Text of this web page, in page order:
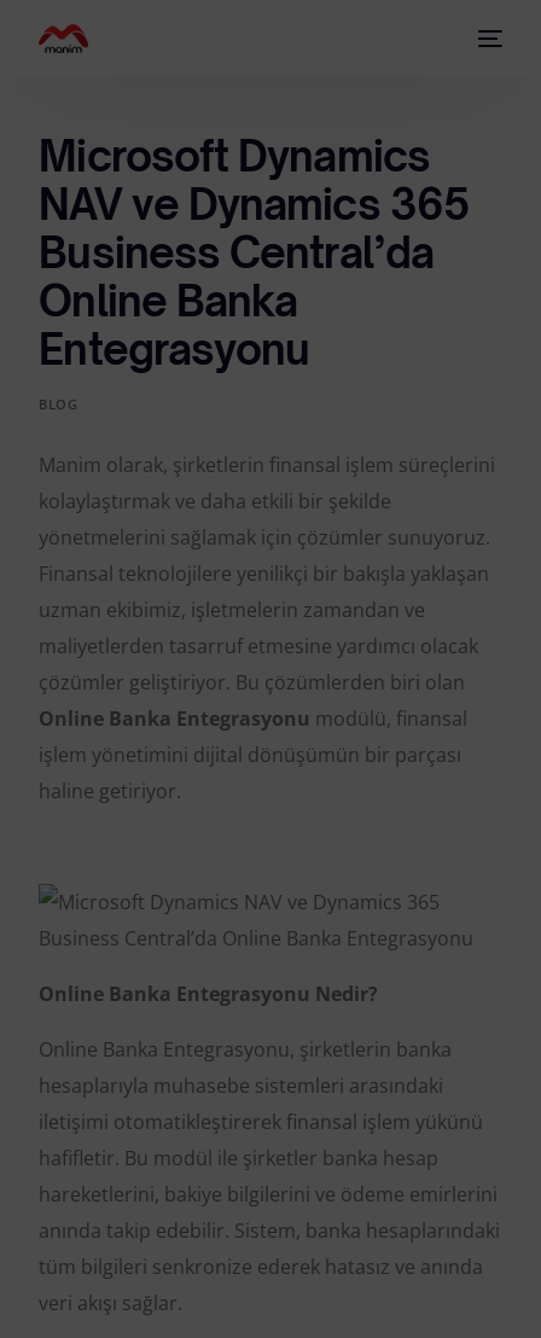
Microsoft Dynamics
NAV ve Dynamics 365
Business Central’da
Online Banka
Entegrasyonu
BLOG
Manim olarak, şirketlerin finansal işlem süreçlerini
kolaylaştırmak ve daha etkili bir şekilde
yönetmelerini sağlamak için çözümler sunuyoruz.
Finansal teknolojilere yenilikçi bir bakışla yaklaşan
uzman ekibimiz, işletmelerin zamandan ve
maliyetlerden tasarruf etmesine yardımcı olacak
çözümler geliştiriyor. Bu çözümlerden biri olan
Online Banka Entegrasyonu modülü, finansal
işlem yönetimini dijital dönüşümün bir parçası
haline getiriyor.
Online Banka Entegrasyonu Nedir?
Online Banka Entegrasyonu, şirketlerin banka
hesaplarıyla muhasebe sistemleri arasındaki
iletişimi otomatikleştirerek finansal işlem yükünü
hafifletir. Bu modül ile şirketler banka hesap
hareketlerini, bakiye bilgilerini ve ödeme emirlerini
anında takip edebilir. Sistem, banka hesaplarındaki
tüm bilgileri senkronize ederek hatasız ve anında
veri akışı sağlar.